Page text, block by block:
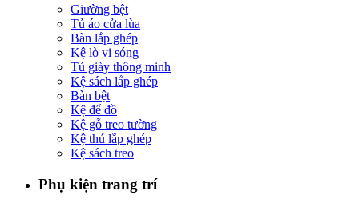
Giường bệt
Tủ áo cửa lùa
Bàn lắp ghép
Kệ lò vi sóng
Tủ giày thông minh
Kệ sách lắp ghép
Bàn bệt
Kệ để đồ
Kệ gỗ treo tường
Kệ thú lắp ghép
Kệ sách treo
Phụ kiện trang trí